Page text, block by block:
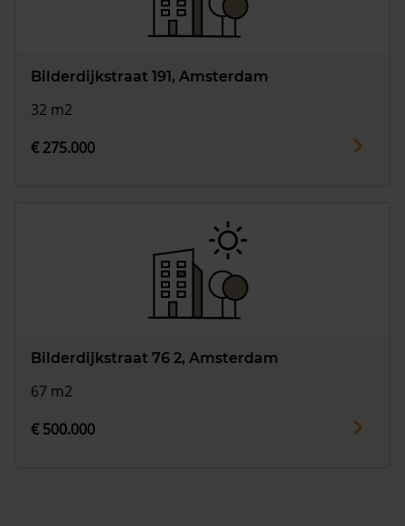
Bilderdijkstraat 191, Amsterdam
32 m2
€ 275.000
Bilderdijkstraat 76 2, Amsterdam
67 m2
€ 500.000